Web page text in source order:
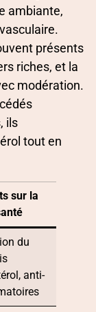
ambiante,
présents
riches, et la
modération.
ils
tout en
sur la
du
anti-